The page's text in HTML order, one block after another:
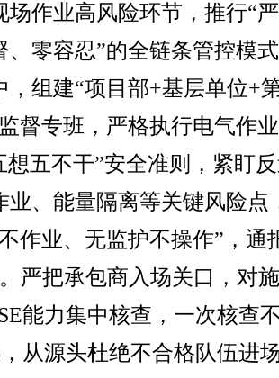
作业高风险环节，推行“
、零容忍”的全链条管控模
，组建“项目部+基层单位+
督专班，严格执行电气作
想五不干”安全准则，紧盯
业、能量隔离等关键风险点
作业、无监护不操作”，通
严把承包商入场关口，对
能力集中核查，一次核查
从源头杜绝不合格队伍进